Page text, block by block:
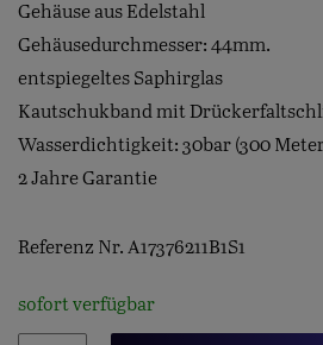
Gehäuse aus Edelstahl
Gehäusedurchmesser: 44mm.
entspiegeltes Saphirglas
Kautschukband mit
Wasserdichtigkeit: 30bar (300
2 Jahre Garantie
Referenz Nr. A17376211B1S1
sofort verfügbar